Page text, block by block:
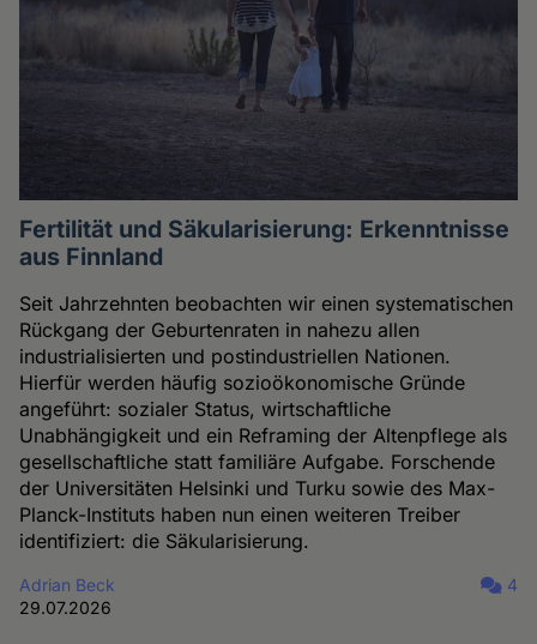
Fertilität und Säkularisierung: Erkenntnisse
aus Finnland
Seit Jahrzehnten beobachten wir einen systematischen
Rückgang der Geburtenraten in nahezu allen
industrialisierten und postindustriellen Nationen.
Hierfür werden häufig sozioökonomische Gründe
angeführt: sozialer Status, wirtschaftliche
Unabhängigkeit und ein Reframing der Altenpflege als
gesellschaftliche statt familiäre Aufgabe. Forschende
der Universitäten Helsinki und Turku sowie des Max-
Planck-Instituts haben nun einen weiteren Treiber
identifiziert: die Säkularisierung.
Adrian Beck
29.07.2026
4